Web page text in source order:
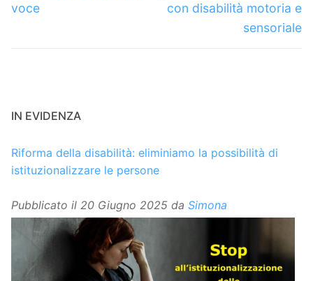
voce
con disabilità motoria e
sensoriale
IN EVIDENZA
Riforma della disabilità: eliminiamo la possibilità di
istituzionalizzare le persone
Pubblicato il 20 Giugno 2025 da Simona